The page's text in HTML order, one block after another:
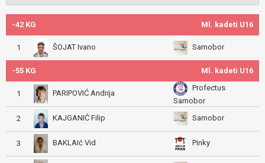
-42 KG Ml. kadeti U16
1 ŠOJAT Ivano Samobor
-55 KG Ml. kadeti U16
1 PARIPOVIĆ Andrija
Profectus
Samobor
2
KAJGANIĆ Filip Samobor
3 BAKLAIć Vid Pinky